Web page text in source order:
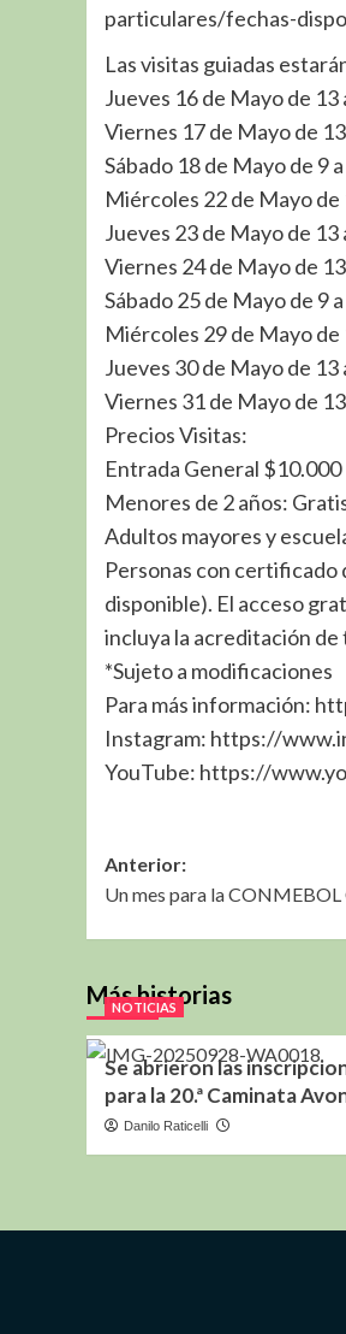
particulares/fechas-
Las visitas guiadas
Jueves 16 de Mayo de 13
Viernes 17 de Mayo de
Sábado 18 de Mayo de 9
Miércoles 22 de Mayo de
Jueves 23 de Mayo de 13
Viernes 24 de Mayo de
Sábado 25 de Mayo de 9
Miércoles 29 de Mayo de
Jueves 30 de Mayo de 13
Viernes 31 de Mayo de
Precios Visitas:
Entrada General $10.000
Menores de 2 años:
Adultos mayores y
Personas con certificado
disponible). El acceso
incluya la acreditación
*Sujeto a modificaciones
Para más información:
Instagram: https://
YouTube: https://
Navegación
de
entradas
Anterior:
Un mes para la
Más historias
NOTICIAS
Se abrieron las
para la 20.ª Caminata
Danilo Raticelli